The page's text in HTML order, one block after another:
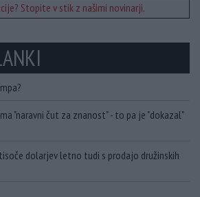
Stopite v stik z našimi novinarji.
"naravni čut za znanost" - to pa je "dokazal"
dolarjev letno tudi s prodajo družinskih